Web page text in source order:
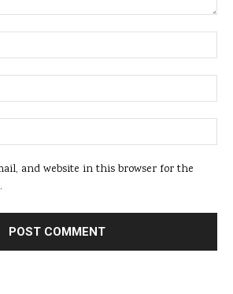
and website in this browser for the